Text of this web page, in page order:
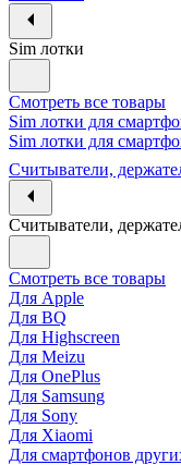
Sim лотки
Смотреть все товары
Sim лотки для
Sim лотки для
Считыватели,
Считыватели,
Смотреть все товары
Для Apple
Для BQ
Для Highscreen
Для Meizu
Для OnePlus
Для Samsung
Для Sony
Для Xiaomi
Для смартфонов